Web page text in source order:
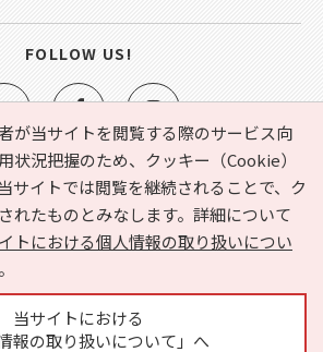
が当サイトを閲覧する際のサービス向
状況把握のため、クッキー（Cookie）
サイトでは閲覧を継続されることで、ク
れたものとみなします。詳細について
トにおける個人情報の取り扱いについ
当サイトにおける
情報の取り扱いについて」へ
タ）とは？ お気に入り
ヘルプ
情報の取り扱いについて
運営会社
広告掲載に関するお問い合わせ
FOLLOW US!